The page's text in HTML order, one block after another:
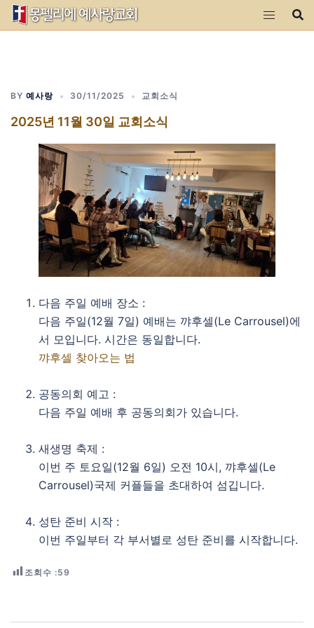
Skip
BY 예사랑 30/11/2025 교회소식
2025년 11월 30일 교회소식
다음 주일 예배 장소 :
다음 주일(12월 7일) 예배는 꺄후셀(Le Carrousel)에
서 모입니다. 시간은 동일합니다.
꺄후셀 찾아오는 법
공동의회 예고 :
다음 주일 예배 후 공동의회가 있습니다.
새생명 축제 :
이번 주 토요일(12월 6일) 오전 10시, 꺄후셀(Le
Carrousel)국제 커플들을 초대하여 섬깁니다.
성탄 준비 시작 :
이번 주일부터 각 부서별로 성탄 준비를 시작합니다.
조회수 :59
Post navigation